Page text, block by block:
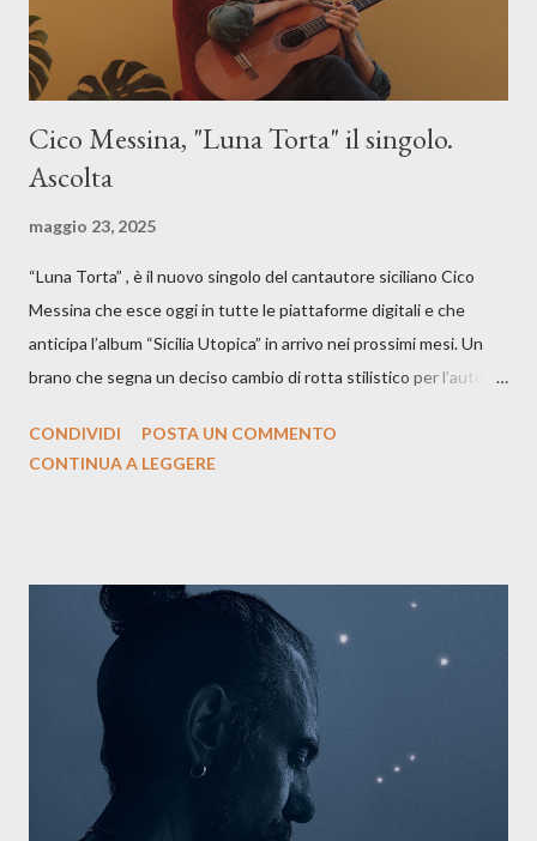
Cico Messina, "Luna Torta" il singolo.
Ascolta
maggio 23, 2025
“Luna Torta” , è il nuovo singolo del cantautore siciliano Cico
Messina che esce oggi in tutte le piattaforme digitali e che
anticipa l’album “Sicilia Utopica” in arrivo nei prossimi mesi. Un
brano che segna un deciso cambio di rotta stilistico per l’autore
testo ibrido tra italiano e siciliano, e un’urgenza espressiva che
La canzone racconta la difficoltà di creare, e perfino di esistere,
sotto il peso della realtà. Ma lo fa cercando una via d’uscita, una
forma di assoluzione, nel vivere e nel suonare, nel trovare respiro
anche quando l’aria sembra farsi più densa. Il brano è anche una
dichiarazione d’intenti: Cico Messina apre il suo nuovo percorso
artistico con una composizi...
CONDIVIDI
POSTA UN COMMENTO
CONTINUA A LEGGERE